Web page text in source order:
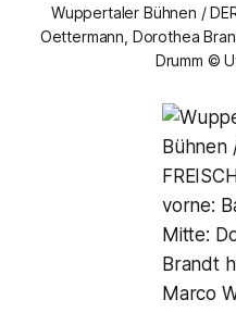
Wuppertaler Bühnen /
Oettermann, Dorothea
Drumm ©